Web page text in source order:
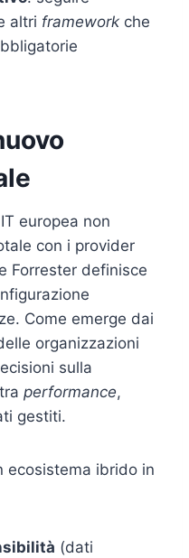
altri framework che
europea non
con i provider
Forrester definisce
Come emerge dai
organizzazioni
sulla
performance,
gestiti.
ecosistema ibrido in
(dati